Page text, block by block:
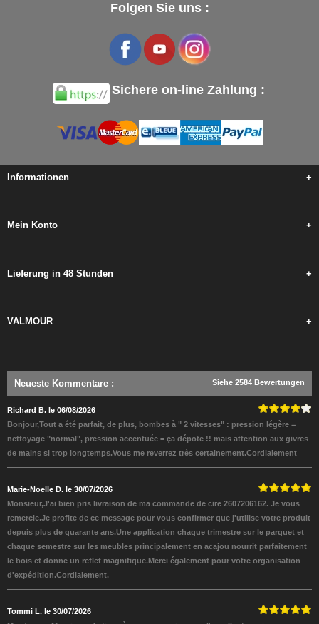
Folgen Sie uns :
Sichere on-line Zahlung :
Informationen +
Mein Konto +
Lieferung in 48 Stunden +
VALMOUR +
Neueste Kommentare : Siehe 2584 Bewertungen
Richard B. le 06/08/2026
Bonjour,Tout a été parfait, de plus, bombes à " 2 vitesses" : pression légère =
nettoyage "normal", pression accentuée = ça dépote !! mais attention aux givres
de mains si trop longtemps.Vous me reverrez très certainement.Cordialement
Marie-Noelle D. le 30/07/2026
Monsieur,J'ai bien pris livraison de ma commande de cire 2607206162. Je vous
remercie.Je profite de ce message pour vous confirmer que j'utilise votre produit
depuis plus de quarante ans.Une application chaque trimestre sur le parquet et
chaque semestre sur les meubles principalement en acajou nourrit parfaitement
le bois et donne un reflet magnifique.Merci également pour votre organisation
d'expédition.Cordialement.
Tommi L. le 30/07/2026